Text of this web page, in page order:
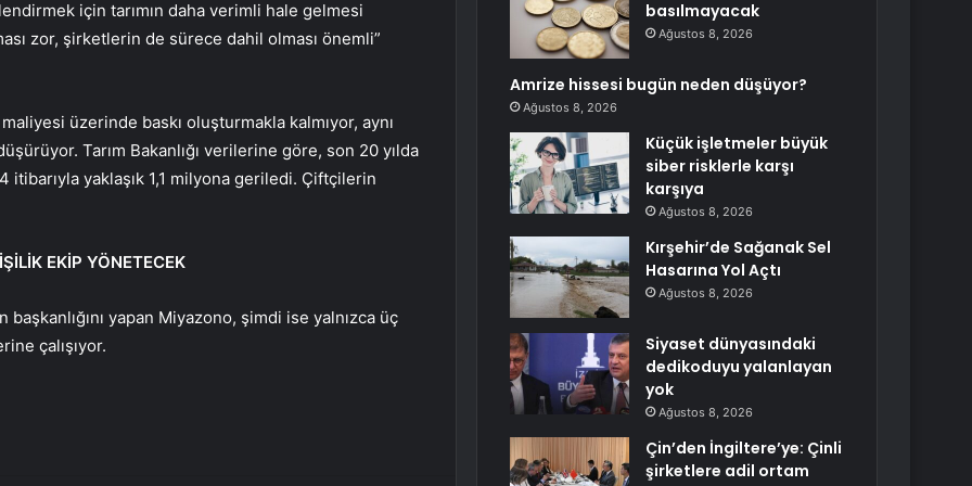
için tarımın daha verimli hale gelmesi
zor, şirketlerin de sürece dahil olması önemli”
üzerinde baskı oluşturmakla kalmıyor, aynı
Tarım Bakanlığı verilerine göre, son 20 yılda
itibarıyla yaklaşık 1,1 milyona geriledi. Çiftçilerin
EKİP YÖNETECEK
başkanlığını yapan Miyazono, şimdi ise yalnızca üç
çalışıyor.
basılmayacak
Ağustos 8, 2026
Amrize hissesi bugün neden düşüyor?
Ağustos 8, 2026
Küçük işletmeler büyük
siber risklerle karşı
karşıya
Ağustos 8, 2026
Kırşehir’de Sağanak Sel
Hasarına Yol Açtı
Ağustos 8, 2026
Siyaset dünyasındaki
dedikoduyu yalanlayan
yok
Ağustos 8, 2026
Çin’den İngiltere’ye: Çinli
şirketlere adil ortam